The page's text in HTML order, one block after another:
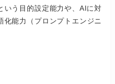
いう目的設定能力や、AIに対
化能力（プロンプトエンジニ